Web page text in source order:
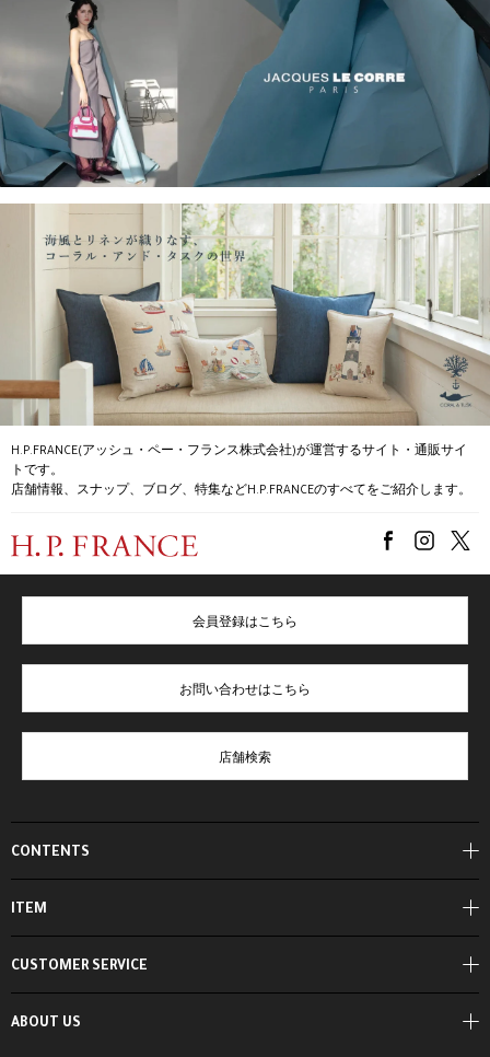
H.P.FRANCE(アッシュ・ペー・フランス株式会社)が運営するサイト・通販サイ
トです。
店舗情報、スナップ、ブログ、特集などH.P.FRANCEのすべてをご紹介します。
CONTENTS
ITEM
ABOUT US
会員登録はこちら
お問い合わせはこちら
店舗検索
CUSTOMER SERVICE